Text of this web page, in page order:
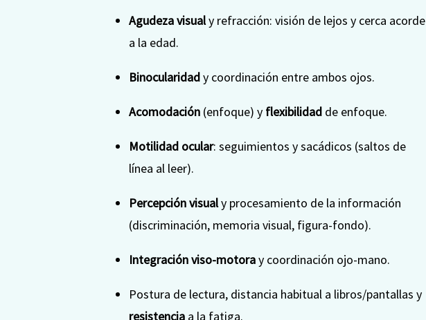
Agudeza visualy refracción: visión de lejos y cerca acorde
a la edad.
Binocularidady coordinación entre ambos ojos.
Acomodación (enfoque) y flexibilidad de enfoque.
Motilidad ocular: seguimientos y sacádicos (saltos de
línea al leer).
Percepción visualy procesamiento de la información
(discriminación, memoria visual, figura-fondo).
Integración viso-motoray coordinación ojo-mano.
Postura de lectura, distancia habitual a libros/pantallas y
resistencia a la fatiga.